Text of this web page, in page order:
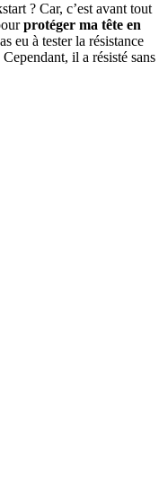
? Car, c’est avant tout
protéger ma tête en
eu à tester la résistance
il a résisté sans